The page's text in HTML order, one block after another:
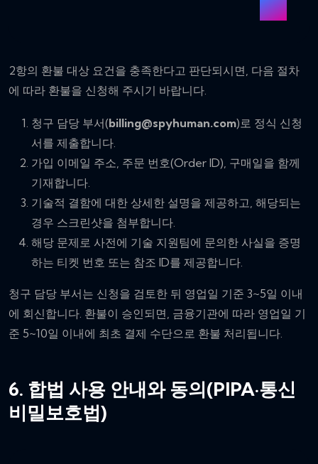
2항의 환불 대상 요건을 충족한다고 판단되시면, 다음 절차
에 따라 환불을 신청해 주시기 바랍니다.
청구 담당 부서(billing@spyhuman.com)로 정식 신청
서를 제출합니다.
가입 이메일 주소, 주문 번호(Order ID), 구매일을 함께
기재합니다.
기술적 결함에 대한 상세한 설명을 제공하고, 해당되는
경우 스크린샷을 첨부합니다.
해당 문제로 사전에 기술 지원팀에 문의한 사실을 증명
하는 티켓 번호 또는 참조 ID를 제공합니다.
청구 담당 부서는 신청을 검토한 뒤 영업일 기준 3~5일 이내
에 회신합니다. 환불이 승인되면, 금융기관에 따라 영업일 기
준 5~10일 이내에 최초 결제 수단으로 환불 처리됩니다.
6. 합법 사용 안내와 동의(PIPA·통신
비밀보호법)